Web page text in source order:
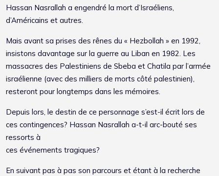
Hassan Nasrallah a engendré la mort d’Israéliens,
d’Américains et autres.
Mais avant sa prises des rênes du « Hezbollah » en 1992,
insistons davantage sur la guerre au Liban en 1982. Les
massacres des Palestiniens de Sbeba et Chatila par l’armée
israélienne (avec des milliers de morts côté palestinien),
resteront pour longtemps dans les mémoires.
Depuis lors, le destin de ce personnage s’est-il écrit lors de
ces contingences? Hassan Nasrallah a-t-il arc-bouté ses
ressorts à
ces événements tragiques?
En suivant pas à pas son parcours et étant à la recherche